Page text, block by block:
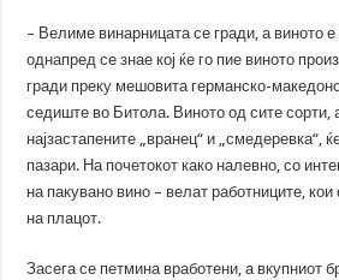
– Велиме винарницата се гради, а виното
однапред се знае кој ќе го пие виното
гради преку мешовита германско-
седиште во Битола. Виното од сите сорти,
најзастапените „вранец“ и „смедеревка“,
пазари. На почетокот како налевно, со
на пакувано вино – велат работниците,
на плацот.
Засега се петмина вработени, а вкупниот